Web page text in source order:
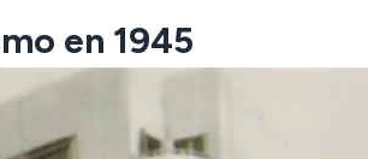
en 1945